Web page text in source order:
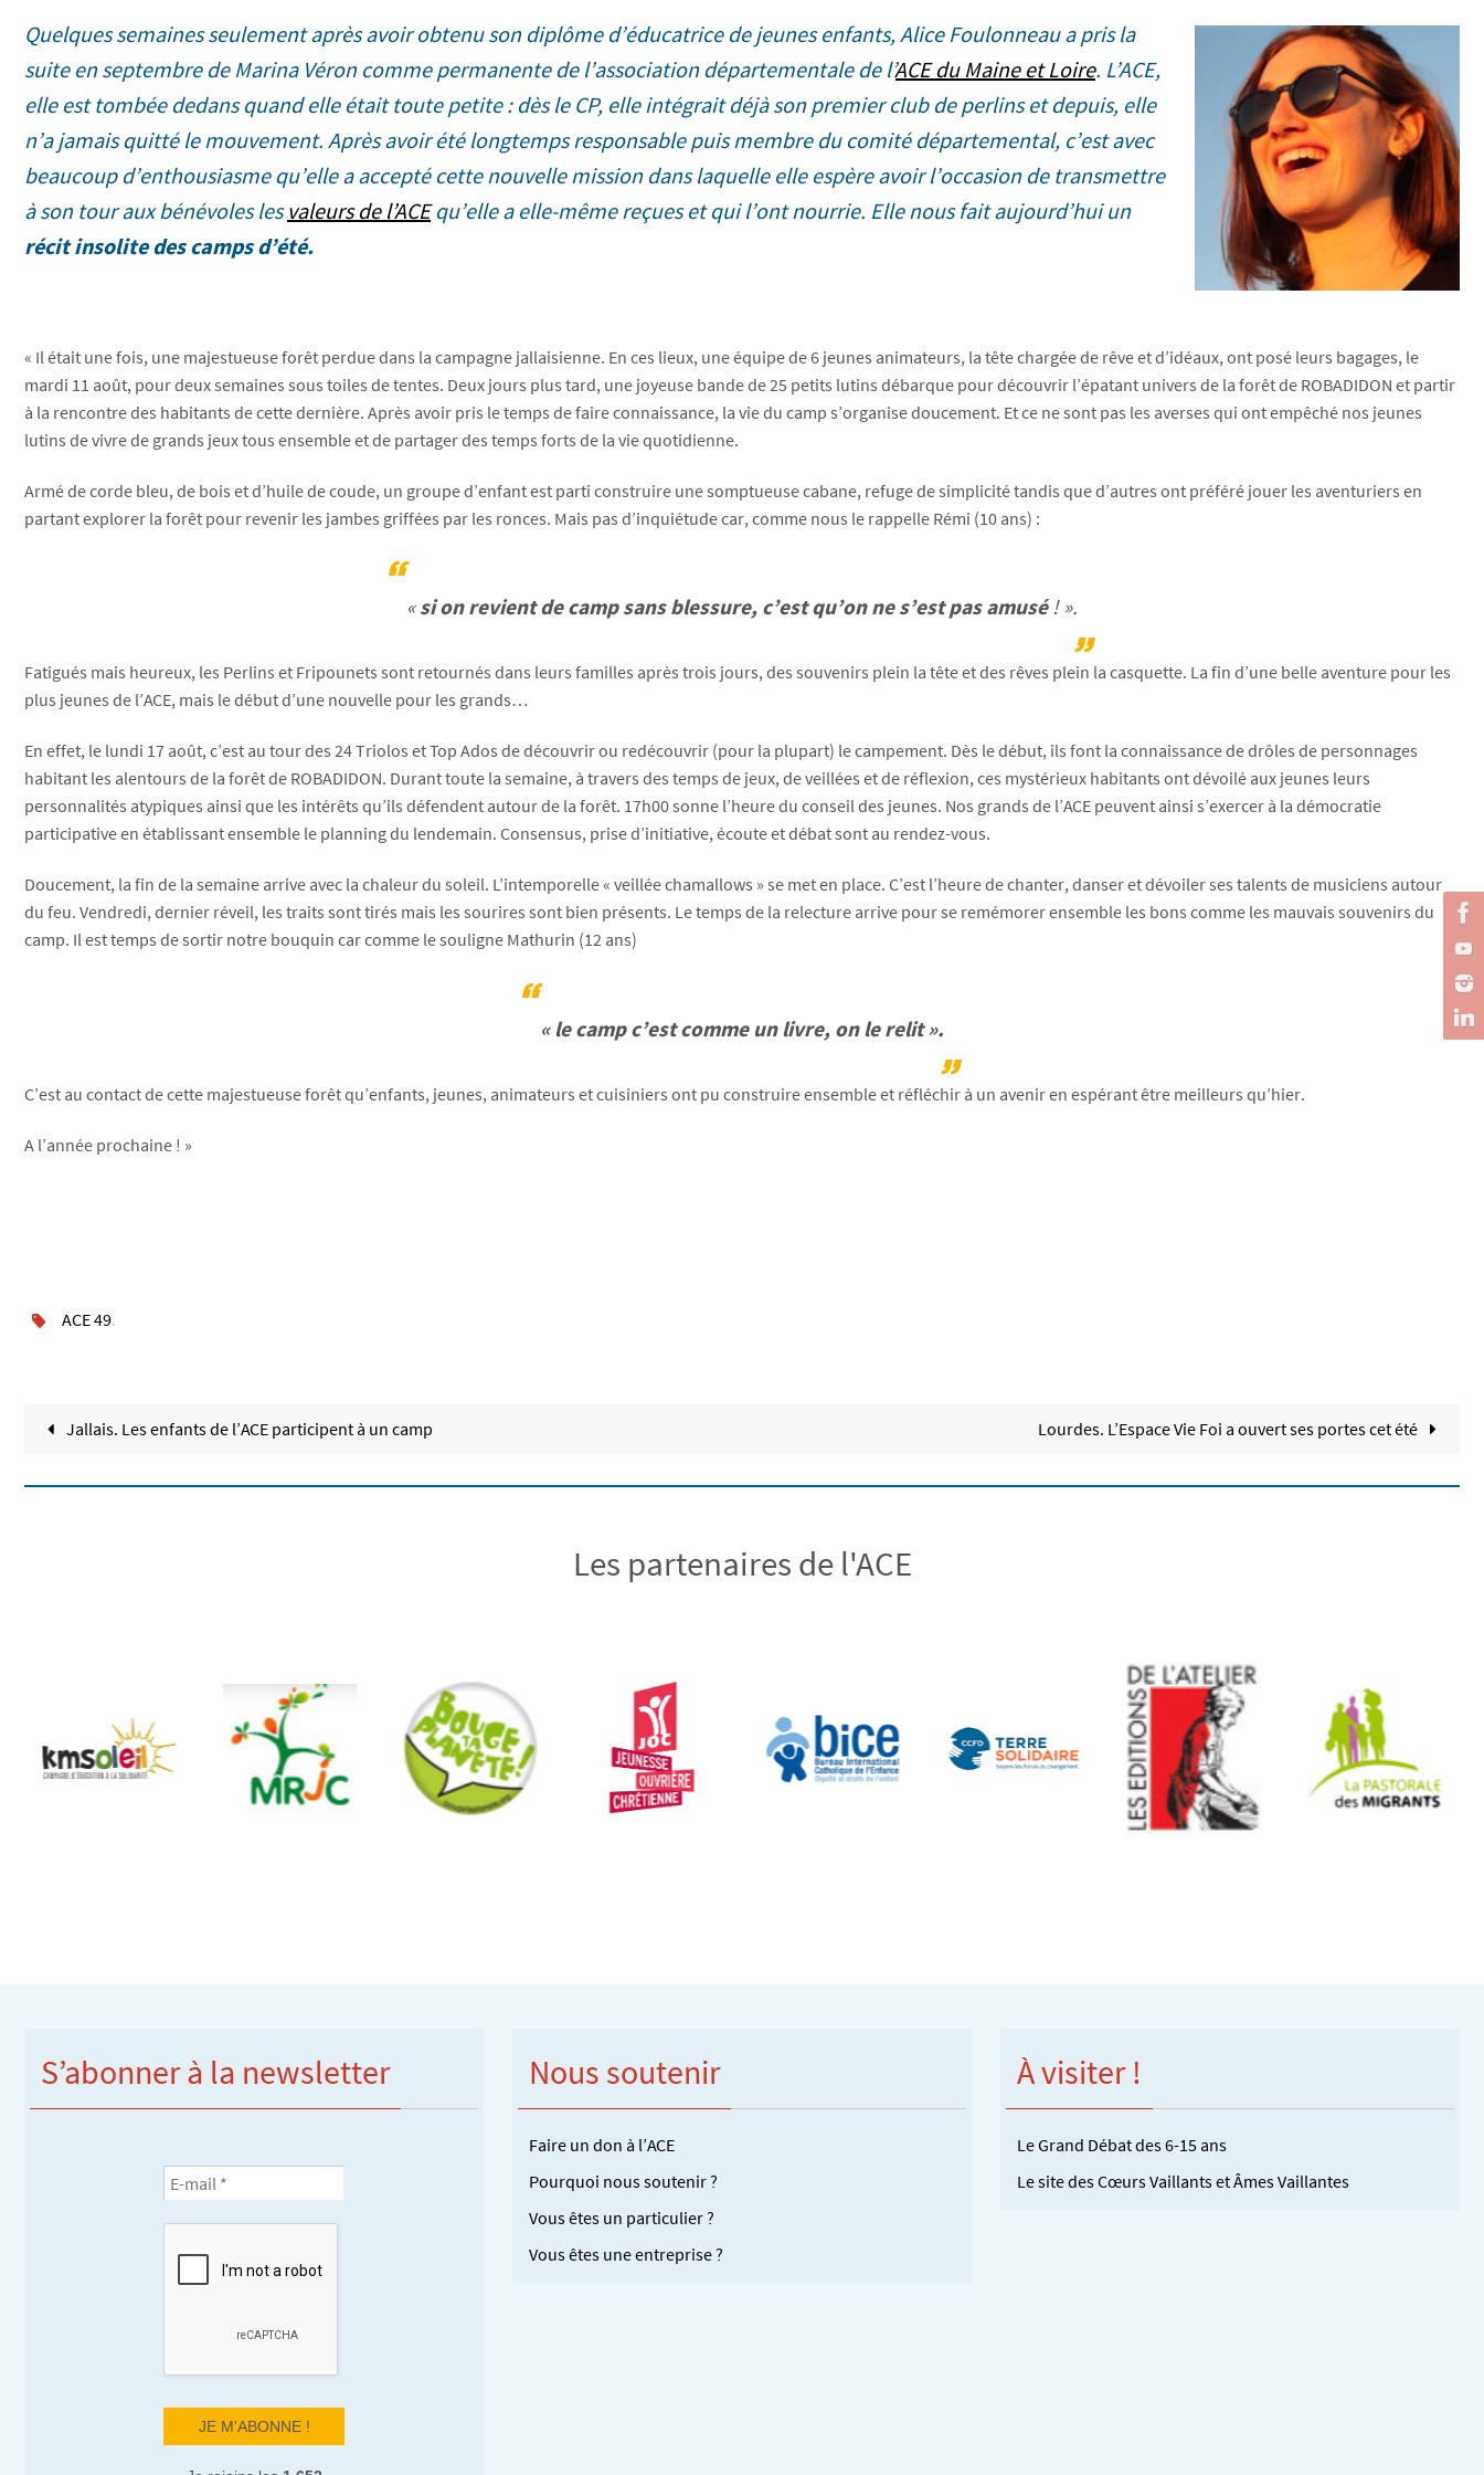
Quelques semaines seulement après avoir obtenu son diplôme d’éducatrice de jeunes enfants, Alice Foulonneau a pris la
suite en septembre de Marina Véron comme permanente de l’association départementale de l’ACE du Maine et Loire. L’ACE,
elle est tombée dedans quand elle était toute petite : dès le CP, elle intégrait déjà son premier club de perlins et depuis, elle
n’a jamais quitté le mouvement. Après avoir été longtemps responsable puis membre du comité départemental, c’est avec
beaucoup d’enthousiasme qu’elle a accepté cette nouvelle mission dans laquelle elle espère avoir l’occasion de transmettre
à son tour aux bénévoles lesvaleurs de l’ACEqu’elle a elle-même reçues et qui l’ont nourrie. Elle nous fait aujourd’hui un
récit insolite des camps d’été.
« Il était une fois, une majestueuse forêt perdue dans la campagne jallaisienne. En ces lieux, une équipe de 6 jeunes animateurs, la tête chargée de rêve et d’idéaux, ont posé leurs bagages, le
mardi 11 août, pour deux semaines sous toiles de tentes. Deux jours plus tard, une joyeuse bande de 25 petits lutins débarque pour découvrir l’épatant univers de la forêt de ROBADIDON et partir
à la rencontre des habitants de cette dernière. Après avoir pris le temps de faire connaissance, la vie du camp s’organise doucement. Et ce ne sont pas les averses qui ont empêché nos jeunes
lutins de vivre de grands jeux tous ensemble et de partager des temps forts de la vie quotidienne.
Armé de corde bleu, de bois et d’huile de coude, un groupe d’enfant est parti construire une somptueuse cabane, refuge de simplicité tandis que d’autres ont préféré jouer les aventuriers en
partant explorer la forêt pour revenir les jambes griffées par les ronces. Mais pas d’inquiétude car, comme nous le rappelle Rémi (10 ans) :
«si on revient de camp sans blessure, c’est qu’on ne s’est pas amusé ! ».
Fatigués mais heureux, les Perlins et Fripounets sont retournés dans leurs familles après trois jours, des souvenirs plein la tête et des rêves plein la casquette. La fin d’une belle aventure pour les
plus jeunes de l’ACE, mais le début d’une nouvelle pour les grands…
En effet, le lundi 17 août, c’est au tour des 24 Triolos et Top Ados de découvrir ou redécouvrir (pour la plupart) le campement. Dès le début, ils font la connaissance de drôles de personnages
habitant les alentours de la forêt de ROBADIDON. Durant toute la semaine, à travers des temps de jeux, de veillées et de réflexion, ces mystérieux habitants ont dévoilé aux jeunes leurs
personnalités atypiques ainsi que les intérêts qu’ils défendent autour de la forêt. 17h00 sonne l’heure du conseil des jeunes. Nos grands de l’ACE peuvent ainsi s’exercer à la démocratie
participative en établissant ensemble le planning du lendemain. Consensus, prise d’initiative, écoute et débat sont au rendez-vous.
Doucement, la fin de la semaine arrive avec la chaleur du soleil. L’intemporelle « veillée chamallows » se met en place. C’est l’heure de chanter, danser et dévoiler ses talents de musiciens autour
du feu. Vendredi, dernier réveil, les traits sont tirés mais les sourires sont bien présents. Le temps de la relecture arrive pour se remémorer ensemble les bons comme les mauvais souvenirs du
camp. Il est temps de sortir notre bouquin car comme le souligne Mathurin (12 ans)
« le camp c’est comme un livre, on le relit ».
C’est au contact de cette majestueuse forêt qu’enfants, jeunes, animateurs et cuisiniers ont pu construire ensemble et réfléchir à un avenir en espérant être meilleurs qu’hier.
A l’année prochaine ! »
ACE 49.
Jallais. Les enfants de l’ACE participent à un camp Lourdes. L’Espace Vie Foi a ouvert ses portes cet été
Les partenaires de l'ACE
S’abonner à la newsletter Nous soutenir
Faire un don à l’ACE
Pourquoi nous soutenir ?
Vous êtes un particulier ?
Vous êtes une entreprise ?
À visiter !
Le Grand Débat des 6-15 ans
Le site des Cœurs Vaillants et Âmes Vaillantes